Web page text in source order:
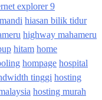
explorer 9
hiasan bilik tidur
highway mahameru
hitam home
hompage hospital
tinggi hosting
hosting murah